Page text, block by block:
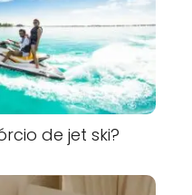
de jet ski?